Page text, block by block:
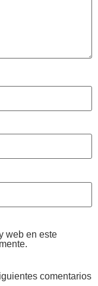
web en este
comentarios